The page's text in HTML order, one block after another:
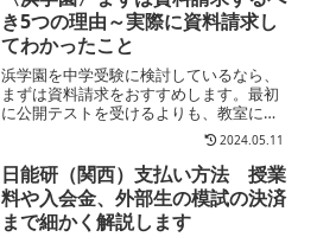
き5つの理由～実際に資料請求し
てわかったこと
浜学園を中学受験に検討しているなら、
まずは資料請求をおすすめします。最初
に公開テストを受けるよりも、教室にい
きなり訪ねたり電話で問い合わせるより
も浜学園は資料請求をおすすめする理由
やメリットをご紹介します。
2024.05.11
日能研（関西）支払い方法 授業
料や入会金、外部生の模試の決済
まで細かく解説します